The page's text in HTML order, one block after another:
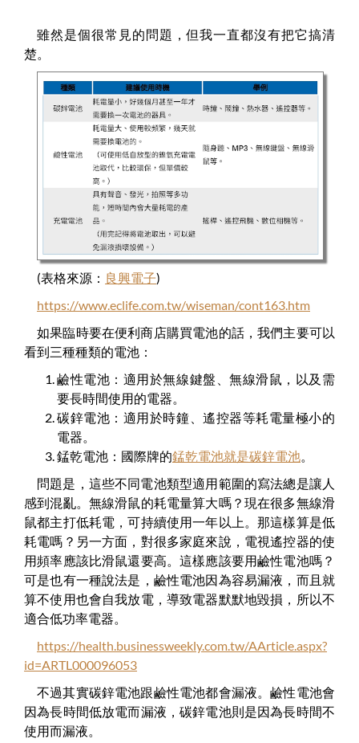
雖然是個很常見的問題，但我一直都沒有把它搞清
楚。
(表格來源： 良興電子)
https://www.eclife.com.tw/wiseman/cont163.htm
如果臨時要在便利商店購買電池的話，我們主要可以
看到三種種類的電池：
鹼性電池：適用於無線鍵盤、無線滑鼠，以及需
要長時間使用的電器。
碳鋅電池：適用於時鐘、遙控器等耗電量極小的
電器。
錳乾電池：國際牌的錳乾電池就是碳鋅電池。
問題是，這些不同電池類型適用範圍的寫法總是讓人
感到混亂。無線滑鼠的耗電量算大嗎？現在很多無線滑
鼠都主打低耗電，可持續使用一年以上。那這樣算是低
耗電嗎？另一方面，對很多家庭來說，電視遙控器的使
用頻率應該比滑鼠還要高。這樣應該要用鹼性電池嗎？
可是也有一種說法是，鹼性電池因為容易漏液，而且就
算不使用也會自我放電，導致電器默默地毀損，所以不
適合低功率電器。
https://health.businessweekly.com.tw/AArticle.aspx?
id=ARTL000096053
不過其實碳鋅電池跟鹼性電池都會漏液。鹼性電池會
因為長時間低放電而漏液，碳鋅電池則是因為長時間不
使用而漏液。